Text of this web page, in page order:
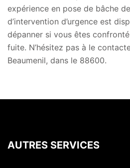
expérience en pose de bâche
d’intervention d’urgence est
dépanner si vous êtes
fuite. N’hésitez pas à le
Beaumenil, dans le 88600.
AUTRES SERVICES